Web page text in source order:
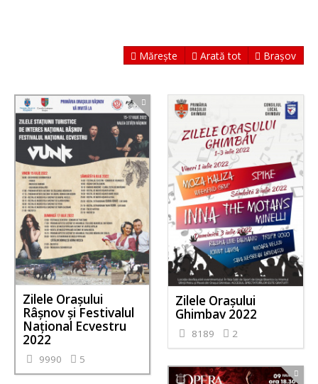
Mărește Arată tot Brașov
Zilele Orașului
Râșnov și Festivalul
Național Ecvestru
2022
9990 5
Zilele Orașului
Ghimbav 2022
8189 2